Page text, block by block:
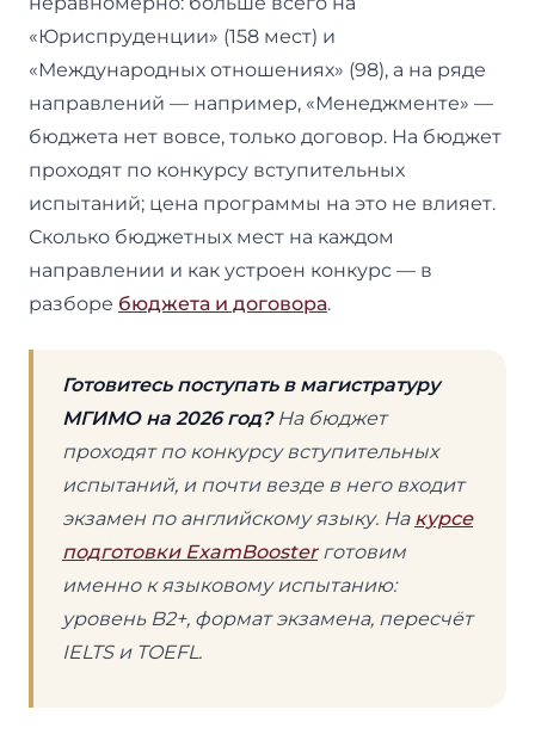
«Юриспруденции» (158 мест) и
«Международных отношениях» (98), а на ряде
направлений — например, «Менеджменте» —
бюджета нет вовсе, только договор. На бюджет
проходят по конкурсу вступительных
испытаний; цена программы на это не влияет.
Сколько бюджетных мест на каждом
направлении и как устроен конкурс — в
разборе бюджета и договора.
Готовитесь поступать в магистратуру
МГИМО на 2026 год?На бюджет
проходят по конкурсу вступительных
испытаний, и почти везде в него входит
экзамен по английскому языку. На курсе
подготовки ExamBoosterготовим
именно к языковому испытанию:
уровень B2+, формат экзамена, пересчёт
IELTS и TOEFL.